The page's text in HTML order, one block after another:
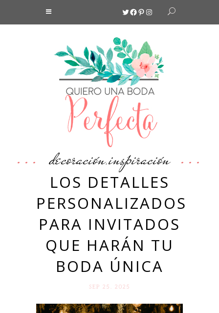
Twitter
Facebook
Pinterest
Instagram
decoración,inspiración
LOS DETALLES
PERSONALIZADOS
PARA INVITADOS
QUE HARÁN TU
BODA ÚNICA
SEP 25. 2025